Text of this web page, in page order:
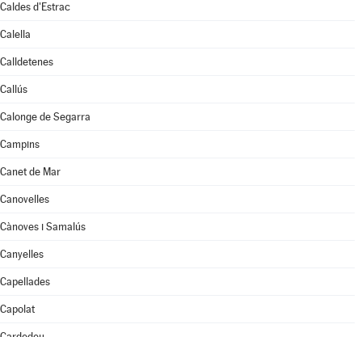
Caldes d'Estrac
Calella
Calldetenes
Callús
Calonge de Segarra
Campins
Canet de Mar
Canovelles
Cànoves i Samalús
Canyelles
Capellades
Capolat